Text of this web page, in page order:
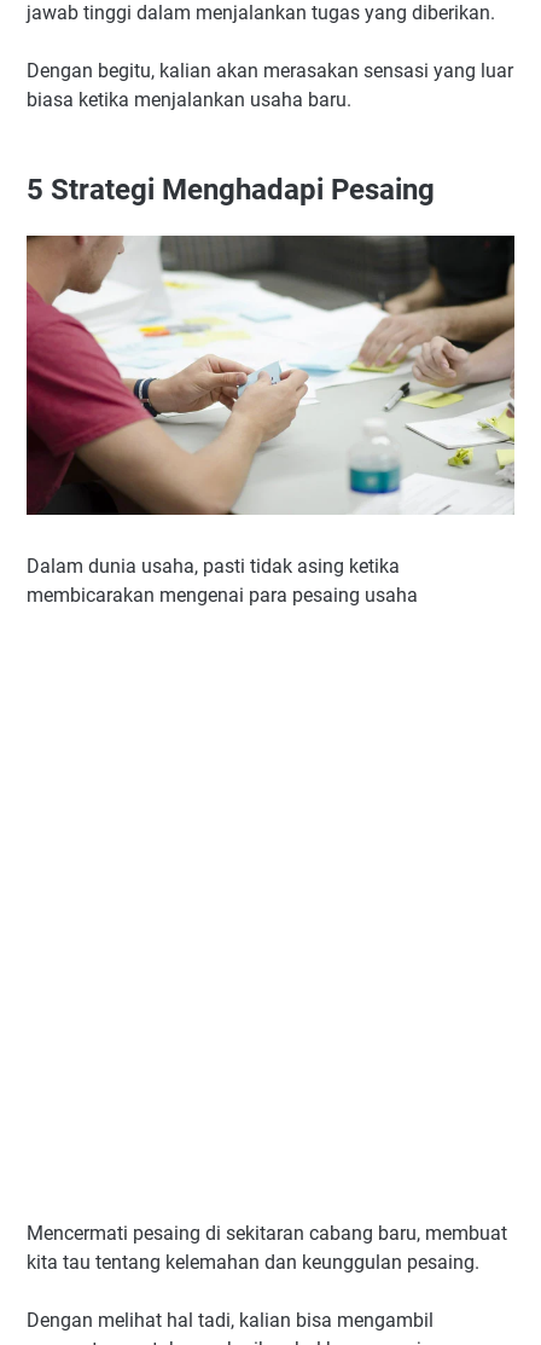
jawab tinggi dalam menjalankan tugas yang diberikan.
Dengan begitu, kalian akan merasakan sensasi yang luar
biasa ketika menjalankan usaha baru.
5 Strategi Menghadapi Pesaing
Dalam dunia usaha, pasti tidak asing ketika
membicarakan mengenai para pesaing usaha
Mencermati pesaing di sekitaran cabang baru, membuat
kita tau tentang kelemahan dan keunggulan pesaing.
Dengan melihat hal tadi, kalian bisa mengambil